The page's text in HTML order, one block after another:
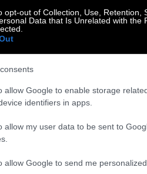
opt-out of Collection, Use, Retention,
Data that Is Unrelated with the
allow Google to enable storage
identifiers in apps.
allow my user data to be sent to
allow Google to send me
Άγιο Βαλεντίνο;
αυτή τη χώρα, ακόμα και για